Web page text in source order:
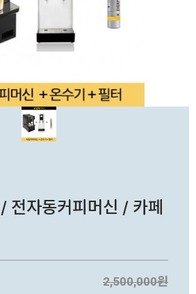
전자동커피머신 / 카페
2,500,000원